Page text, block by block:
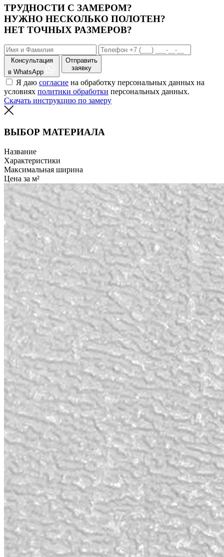
ТРУДНОСТИ С ЗАМЕРОМ?
НУЖНО НЕСКОЛЬКО ПОЛОТЕН?
НЕТ ТОЧНЫХ РАЗМЕРОВ?
Консультация
в WhatsApp
Отправить
заявку
Я даю согласие на обработку персональных данных на
условиях политики обработки персональных данных.
Скачать инструкцию по замеру
ВЫБОР МАТЕРИАЛА
Название
Характеристики
Максимальная ширина
Цена за м²